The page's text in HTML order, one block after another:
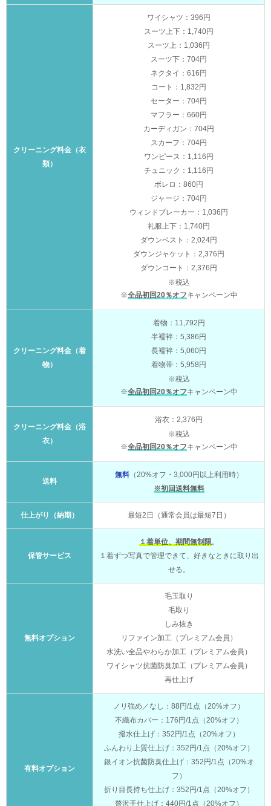
クリーニング料金（衣
類）
ワイシャツ：396円
スーツ上下：1,740円
スーツ上：1,036円
スーツ下：704円
ネクタイ：616円
コート：1,832円
セーター：704円
マフラー：660円
カーディガン：704円
スカーフ：704円
ワンピース：1,116円
チュニック：1,116円
ボレロ：860円
ジャージ：704円
ウィンドブレーカー：1,036円
礼服上下：1,740円
ダウンベスト：2,024円
ダウンジャケット：2,376円
ダウンコート：2,376円
※税込
※全品初回20％オフキャンペーン中
クリーニング料金（着
物）
着物：11,792円
半襦袢：5,386円
長襦袢：5,060円
着物帯：5,958円
※税込
※全品初回20％オフキャンペーン中
クリーニング料金（浴
衣）
浴衣：2,376円
※税込
※全品初回20％オフキャンペーン中
送料
無料（20%オフ・3,000円以上利用時）
※初回送料無料
仕上がり（納期） 最短2日（通常会員は最短7日）
保管サービス
１着単位、期間無制限。
１着ずつ写真で管理できて、好きなときに取り出
せる。
無料オプション
毛玉取り
毛取り
しみ抜き
リファイン加工（プレミアム会員）
水洗い全品やわらか加工（プレミアム会員）
ワイシャツ抗菌防臭加工（プレミアム会員）
再仕上げ
有料オプション
ノリ強め／なし：88円/1点（20%オフ）
不織布カバー：176円/1点（20%オフ）
撥水仕上げ：352円/1点（20%オフ）
ふんわり上質仕上げ：352円/1点（20%オフ）
銀イオン抗菌防臭仕上げ：352円/1点（20%オ
フ）
折り目長持ち仕上げ：352円/1点（20%オフ）
贅沢手仕上げ：440円/1点（20%オフ）